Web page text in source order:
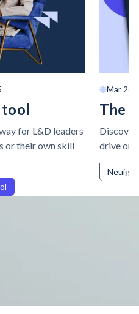
tool
for L&D leaders
or their own skill
Mar 28,
The
drive